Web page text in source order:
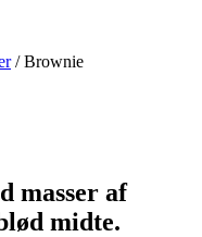
/Brownie
masser af
midte.